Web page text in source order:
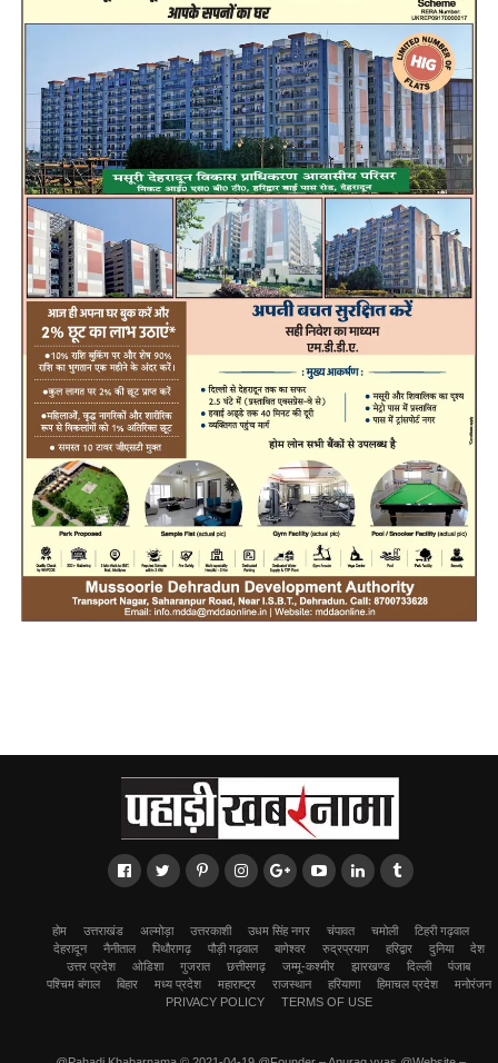
होम उत्तराखंड अल्मोड़ा उत्तरकाशी उधम सिंह नगर चंपावत चमोली
टिहरी गढ़वाल
देहरादून
नैनीताल पिथौरागढ़ पौड़ी गढ़वाल बागेश्वर रुद्रप्रयाग हरिद्वार दुनिया
देश
उत्तर प्रदेश
ओडिशा गुजरात छत्तीसगढ़ जम्मू-कश्मीर झारखण्ड दिल्ली
पंजाब
पश्चिम बंगाल
बिहार मध्य प्रदेश महाराष्ट्र राजस्थान हरियाणा हिमाचल प्रदेश
मनोरंजन
PRIVACY POLICY
TERMS OF USE